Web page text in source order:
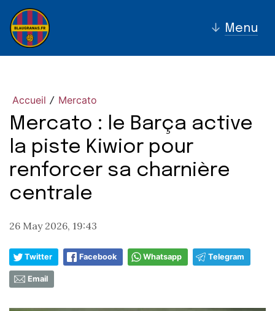
↓ Menu
Accueil / Mercato
Mercato : le Barça active
la piste Kiwior pour
renforcer sa charnière
centrale
26 May 2026, 19:43
Twitter Facebook Whatsapp Telegram
Email